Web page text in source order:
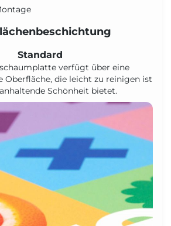
Standard
verfügt über eine
Oberfläche, die leicht zu reinigen ist
Schönheit bietet.